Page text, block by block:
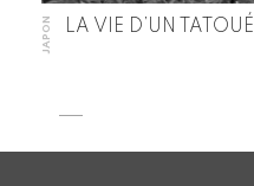
JAPON LA VIE D’UN TATOUÉ